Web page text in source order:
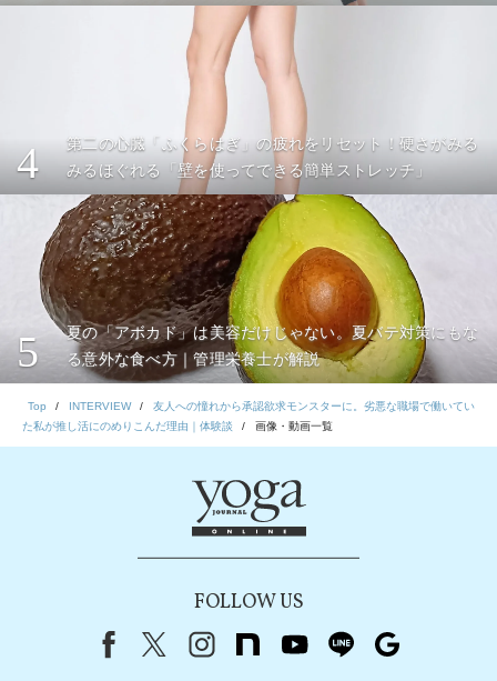
4
第二の心臓「ふくらはぎ」の疲れをリセット！硬さがみる
みるほぐれる「壁を使ってできる簡単ストレッチ」
5
夏の「アボカド」は美容だけじゃない。夏バテ対策にもな
る意外な食べ方｜管理栄養士が解説
Top INTERVIEW
友人への憧れから承認欲求モンスターに。劣悪な職場で働いてい
た私が推し活にのめりこんだ理由｜体験談
画像・動画一覧
FOLLOW US
FacebookX（旧Twitter）
instagram
note youtubeline